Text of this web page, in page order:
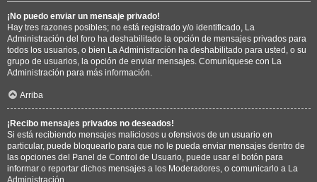
¡No puedo enviar un mensaje privado!
Hay tres razones posibles; no está registrado y/o identificado, La
Administración del foro ha deshabilitado la opción de mensajes privados para
todos los usuarios, o bien La Administración ha deshabilitado para usted, o su
grupo de usuarios, la opción de enviar mensajes. Comuníquese con La
Administración para más información.
Arriba
¡Recibo mensajes privados no deseados!
Si está recibiendo mensajes maliciosos u ofensivos de un usuario en
particular, puede bloquearlo para que no le pueda enviar mensajes dentro de
las opciones del Panel de Control de Usuario, puede usar el botón para
informar o reportar dichos mensajes a los Moderadores, o comunicarlo a La
Administración.